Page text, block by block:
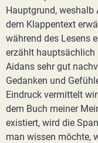
Hauptgrund,
dem Klappentext
während des Lesens
erzählt hauptsächlich
Aidans sehr gut
Gedanken und
Eindruck vermittelt
dem Buch meiner
existiert, wird die
man wissen möchte,